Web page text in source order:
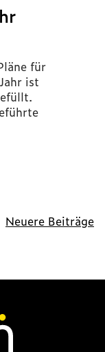
für
ist
Neuere Beiträge